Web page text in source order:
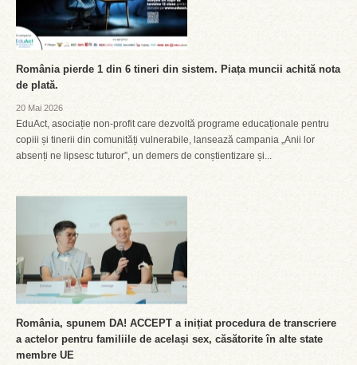
România pierde 1 din 6 tineri din sistem. Piața muncii achită nota
de plată.
20 Mai 2026
EduAct, asociație non-profit care dezvoltă programe educaționale pentru
copiii și tinerii din comunități vulnerabile, lansează campania „Anii lor
absenți ne lipsesc tuturor”, un demers de conștientizare și...
România, spunem DA! ACCEPT a inițiat procedura de transcriere
a actelor pentru familiile de același sex, căsătorite în alte state
membre UE